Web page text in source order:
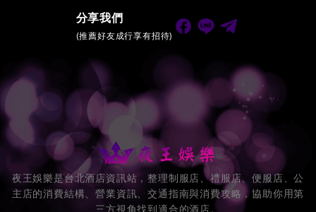
分享我們
(推薦好友成行享有招待)
夜王娛樂是台北酒店資訊站，整理制服店、禮服店、便服店、公
主店的消費結構、營業資訊、交通指南與消費攻略，協助你用第
三方視角找到適合的酒店。